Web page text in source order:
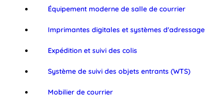
Équipement moderne de salle de courrier
Imprimantes digitales et systèmes d'adressage
Expédition et suivi des colis
Système de suivi des objets entrants (WTS)
Mobilier de courrier